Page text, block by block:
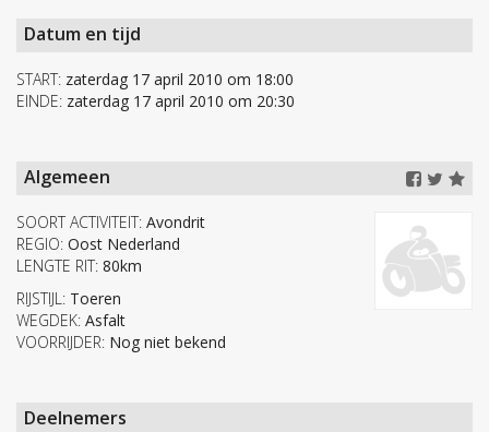
Datum en tijd
START: zaterdag 17 april 2010 om 18:00
EINDE: zaterdag 17 april 2010 om 20:30
Algemeen
SOORT ACTIVITEIT: Avondrit
REGIO: Oost Nederland
LENGTE RIT: 80km
RIJSTIJL: Toeren
WEGDEK: Asfalt
VOORRIJDER: Nog niet bekend
Deelnemers